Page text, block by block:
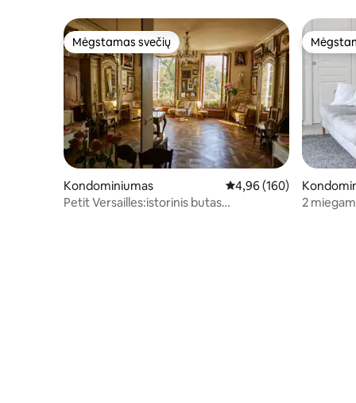
Mėgstamas svečių
Mėgstamas svečių
Kondominiumas Vidutinis įvertinimas:
4,96 (160)
Petit Versailles:istorinis butas
2